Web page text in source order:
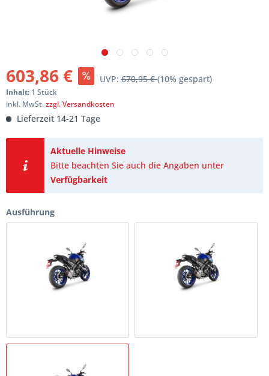
603,86 € UVP: 670,95 €(10% gespart)
Inhalt: 1 Stück
inkl. MwSt.zzgl. Versandkosten
Lieferzeit 14-21 Tage
Aktuelle Hinweise
Bitte beachten Sie auch die Angaben unter
Verfügbarkeit
Ausführung